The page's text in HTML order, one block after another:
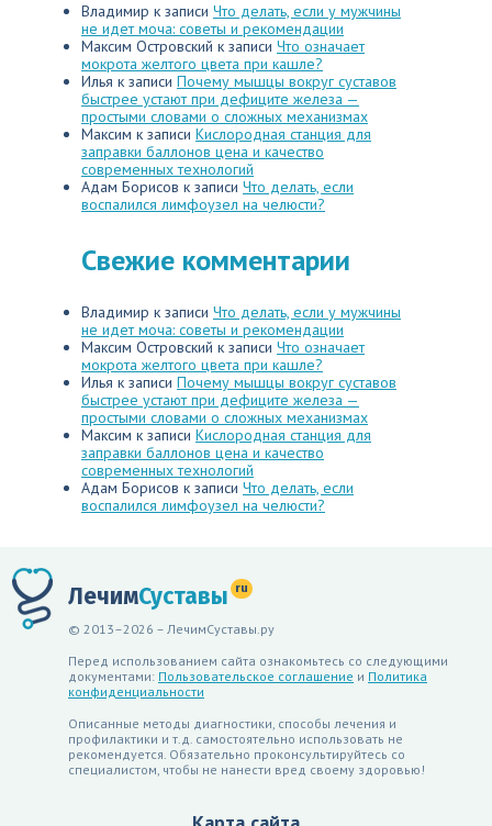
Владимир к записи Что делать, если у мужчины
не идет моча: советы и рекомендации
Максим Островский к записи Что означает
мокрота желтого цвета при кашле?
Илья к записи Почему мышцы вокруг суставов
быстрее устают при дефиците железа —
простыми словами о сложных механизмах
Максим к записи Кислородная станция для
заправки баллонов цена и качество
современных технологий
Адам Борисов к записи Что делать, если
воспалился лимфоузел на челюсти?
Свежие комментарии
Владимир к записи Что делать, если у мужчины
не идет моча: советы и рекомендации
Максим Островский к записи Что означает
мокрота желтого цвета при кашле?
Илья к записи Почему мышцы вокруг суставов
быстрее устают при дефиците железа —
простыми словами о сложных механизмах
Максим к записи Кислородная станция для
заправки баллонов цена и качество
современных технологий
Адам Борисов к записи Что делать, если
воспалился лимфоузел на челюсти?
ЛечимСуставы ru
© 2013–2026 – ЛечимСуставы.ру
Перед использованием сайта ознакомьтесь со следующими
документами: Пользовательское соглашение и Политика
конфиденциальности
Описанные методы диагностики, способы лечения и
профилактики и т.д. самостоятельно использовать не
рекомендуется. Обязательно проконсультируйтесь со
специалистом, чтобы не нанести вред своему здоровью!